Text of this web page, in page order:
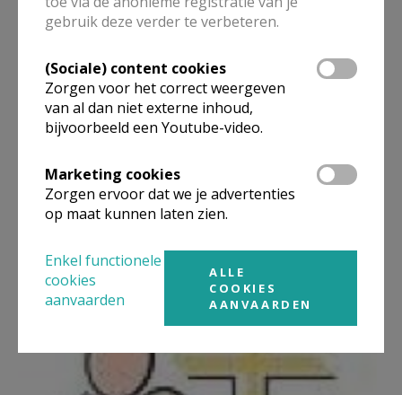
doopvoorbereiding . Iemand van de werkgroep komt
geholpen worden om eventueel zelf een doopboekje
samen te stellen.
Parochiesecretariaat: Pastoor Roger Van den Berge
Verantwoordelijke doopvoorbereiding:
Marie-Paule
Heymans(0479/57.68.42)
gebruik deze verder te verbeteren.
(Sociale) content cookies
Zorgen voor het correct weergeven
van al dan niet externe inhoud,
bijvoorbeeld een Youtube-video.
Marketing cookies
Zorgen ervoor dat we je advertenties
op maat kunnen laten zien.
Enkel functionele
cookies
aanvaarden
ALLE
COOKIES
AANVAARDEN